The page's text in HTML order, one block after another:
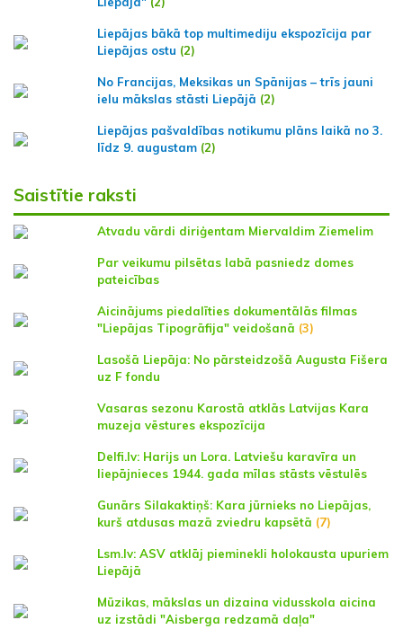
Liepājas bākā top multimediju ekspozīcija par
Liepājas ostu (2)
No Francijas, Meksikas un Spānijas – trīs jauni
ielu mākslas stāsti Liepājā (2)
Liepājas pašvaldības notikumu plāns laikā no 3.
līdz 9. augustam (2)
Saistītie raksti
Atvadu vārdi diriģentam Miervaldim Ziemelim
Par veikumu pilsētas labā pasniedz domes
pateicības
Aicinājums piedalīties dokumentālās filmas
"Liepājas Tipogrāfija" veidošanā (3)
Lasošā Liepāja: No pārsteidzošā Augusta Fišera
uz F fondu
Vasaras sezonu Karostā atklās Latvijas Kara
muzeja vēstures ekspozīcija
Delfi.lv: Harijs un Lora. Latviešu karavīra un
liepājnieces 1944. gada mīlas stāsts vēstulēs
Gunārs Silakaktiņš: Kara jūrnieks no Liepājas,
kurš atdusas mazā zviedru kapsētā (7)
Lsm.lv: ASV atklāj pieminekli holokausta upuriem
Liepājā
Mūzikas, mākslas un dizaina vidusskola aicina
uz izstādi "Aisberga redzamā daļa"